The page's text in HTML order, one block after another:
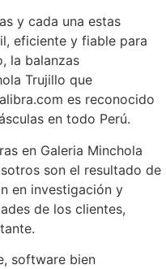
y cada una estas
eficiente y fiable para
la balanzas
Trujillo que
es reconocido
en todo Perú.
en Galeria Minchola
son el resultado de
en investigación y
de los clientes,
software bien